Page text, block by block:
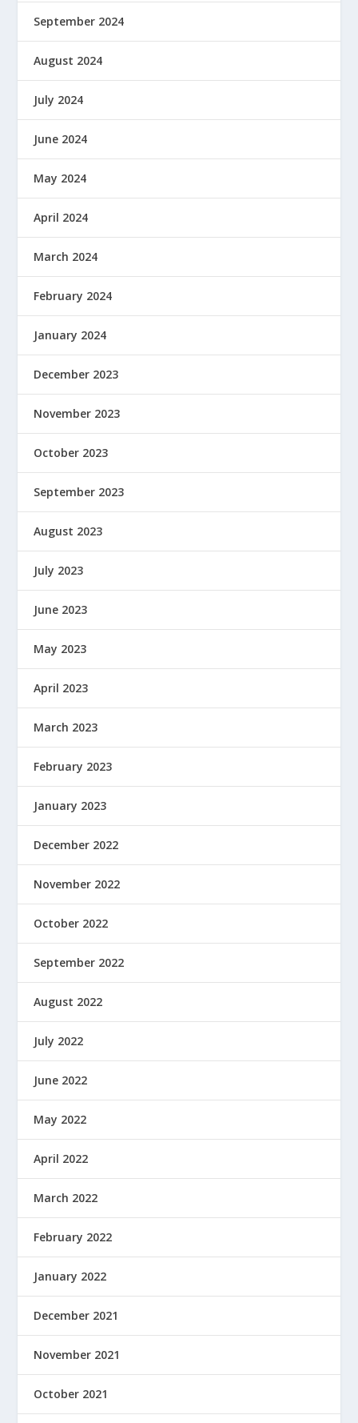
September 2024
August 2024
July 2024
June 2024
May 2024
April 2024
March 2024
February 2024
January 2024
December 2023
November 2023
October 2023
September 2023
August 2023
July 2023
June 2023
May 2023
April 2023
March 2023
February 2023
January 2023
December 2022
November 2022
October 2022
September 2022
August 2022
July 2022
June 2022
May 2022
April 2022
March 2022
February 2022
January 2022
December 2021
November 2021
October 2021